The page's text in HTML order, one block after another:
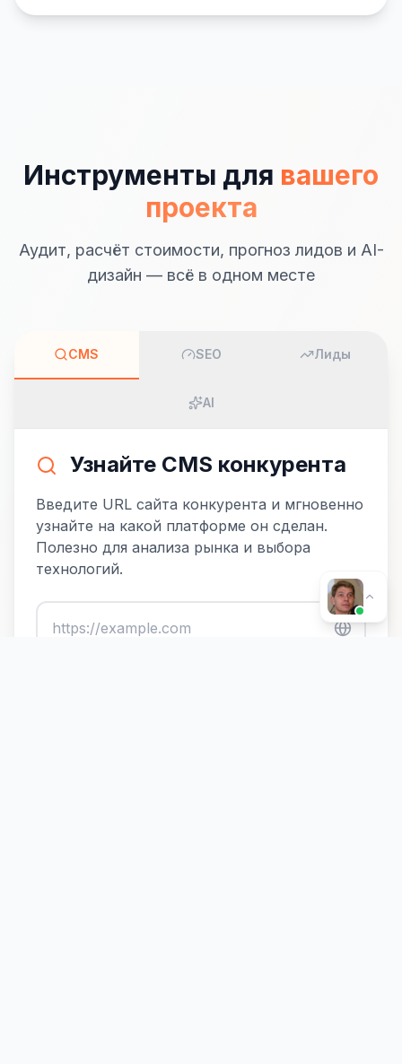
Инструменты для вашего
проекта
Аудит, расчёт стоимости, прогноз лидов и AI-
дизайн — всё в одном месте
CMS SEO Лиды
AI
Узнайте CMS конкурента
Введите URL сайта конкурента и мгновенно
узнайте на какой платформе он сделан.
Полезно для анализа рынка и выбора
технологий.